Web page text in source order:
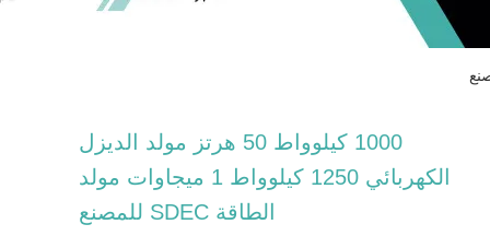
1000 كيلوواط 50 هرتز مولد الديزل
الكهربائي 1250 كيلوواط 1 ميجاوات مولد
الطاقة SDEC للمصنع